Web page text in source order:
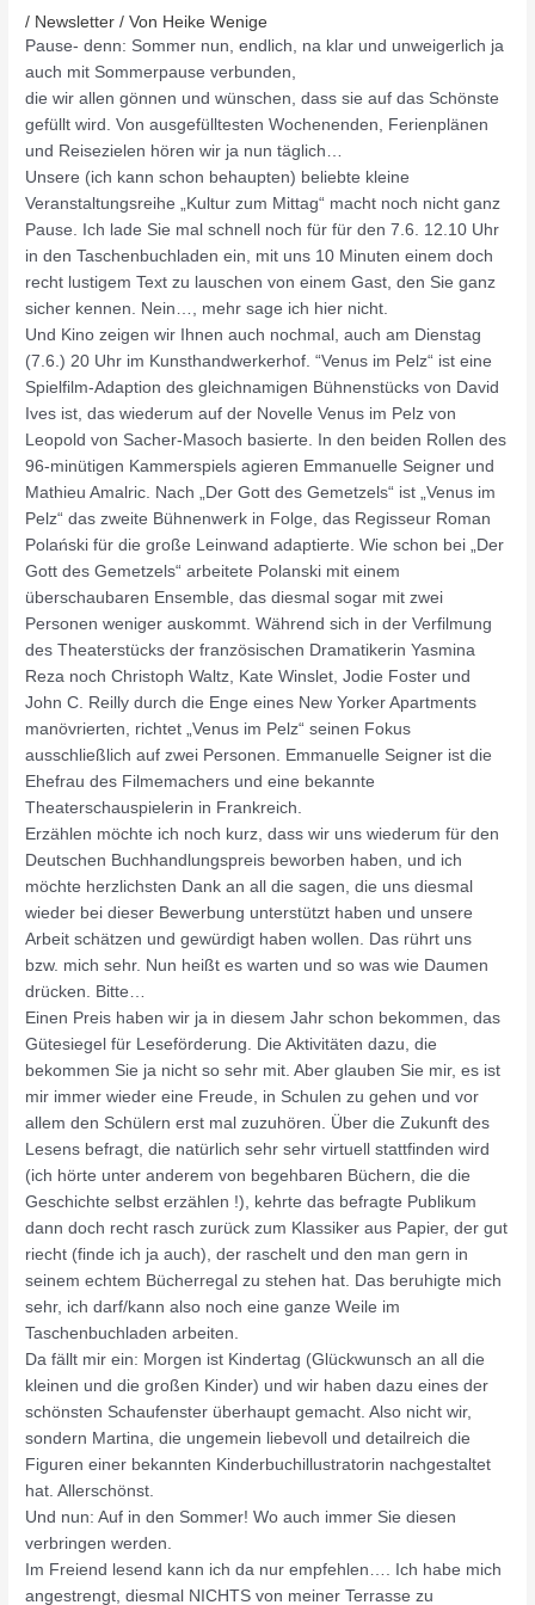
/ Newsletter / Von Heike Wenige
Pause- denn: Sommer nun, endlich, na klar und unweigerlich ja
auch mit Sommerpause verbunden,
die wir allen gönnen und wünschen, dass sie auf das Schönste
gefüllt wird. Von ausgefülltesten Wochenenden, Ferienplänen
und Reisezielen hören wir ja nun täglich…
Unsere (ich kann schon behaupten) beliebte kleine
Veranstaltungsreihe „Kultur zum Mittag“ macht noch nicht ganz
Pause. Ich lade Sie mal schnell noch für für den 7.6. 12.10 Uhr
in den Taschenbuchladen ein, mit uns 10 Minuten einem doch
recht lustigem Text zu lauschen von einem Gast, den Sie ganz
sicher kennen. Nein…, mehr sage ich hier nicht.
Und Kino zeigen wir Ihnen auch nochmal, auch am Dienstag
(7.6.) 20 Uhr im Kunsthandwerkerhof. “Venus im Pelz“ ist eine
Spielfilm-Adaption des gleichnamigen Bühnenstücks von David
Ives ist, das wiederum auf der Novelle Venus im Pelz von
Leopold von Sacher-Masoch basierte. In den beiden Rollen des
96-minütigen Kammerspiels agieren Emmanuelle Seigner und
Mathieu Amalric. Nach „Der Gott des Gemetzels“ ist „Venus im
Pelz“ das zweite Bühnenwerk in Folge, das Regisseur Roman
Polański für die große Leinwand adaptierte. Wie schon bei „Der
Gott des Gemetzels“ arbeitete Polanski mit einem
überschaubaren Ensemble, das diesmal sogar mit zwei
Personen weniger auskommt. Während sich in der Verfilmung
des Theaterstücks der französischen Dramatikerin Yasmina
Reza noch Christoph Waltz, Kate Winslet, Jodie Foster und
John C. Reilly durch die Enge eines New Yorker Apartments
manövrierten, richtet „Venus im Pelz“ seinen Fokus
ausschließlich auf zwei Personen. Emmanuelle Seigner ist die
Ehefrau des Filmemachers und eine bekannte
Theaterschauspielerin in Frankreich.
Erzählen möchte ich noch kurz, dass wir uns wiederum für den
Deutschen Buchhandlungspreis beworben haben, und ich
möchte herzlichsten Dank an all die sagen, die uns diesmal
wieder bei dieser Bewerbung unterstützt haben und unsere
Arbeit schätzen und gewürdigt haben wollen. Das rührt uns
bzw. mich sehr. Nun heißt es warten und so was wie Daumen
drücken. Bitte…
Einen Preis haben wir ja in diesem Jahr schon bekommen, das
Gütesiegel für Leseförderung. Die Aktivitäten dazu, die
bekommen Sie ja nicht so sehr mit. Aber glauben Sie mir, es ist
mir immer wieder eine Freude, in Schulen zu gehen und vor
allem den Schülern erst mal zuzuhören. Über die Zukunft des
Lesens befragt, die natürlich sehr sehr virtuell stattfinden wird
(ich hörte unter anderem von begehbaren Büchern, die die
Geschichte selbst erzählen !), kehrte das befragte Publikum
dann doch recht rasch zurück zum Klassiker aus Papier, der gut
riecht (finde ich ja auch), der raschelt und den man gern in
seinem echtem Bücherregal zu stehen hat. Das beruhigte mich
sehr, ich darf/kann also noch eine ganze Weile im
Taschenbuchladen arbeiten.
Da fällt mir ein: Morgen ist Kindertag (Glückwunsch an all die
kleinen und die großen Kinder) und wir haben dazu eines der
schönsten Schaufenster überhaupt gemacht. Also nicht wir,
sondern Martina, die ungemein liebevoll und detailreich die
Figuren einer bekannten Kinderbuchillustratorin nachgestaltet
hat. Allerschönst.
Und nun: Auf in den Sommer! Wo auch immer Sie diesen
verbringen werden.
Im Freiend lesend kann ich da nur empfehlen…. Ich habe mich
angestrengt, diesmal NICHTS von meiner Terrasse zu